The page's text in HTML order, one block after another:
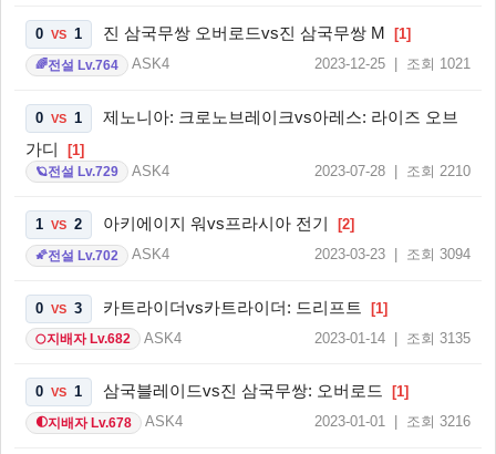
0 VS 1 진 삼국무쌍 오버로드vs진 삼국무쌍 M [1]
🌈전설 Lv.764 ASK4 2023-12-25 | 조회 1021
0 VS 1
제노니아: 크로노브레이크vs아레스: 라이즈 오브
가디
[1]
🪐전설 Lv.729 ASK4 2023-07-28 | 조회 2210
1 VS 2 아키에이지 워vs프라시아 전기 [2]
🌠전설 Lv.702 ASK4 2023-03-23 | 조회 3094
0 VS 3 카트라이더vs카트라이더: 드리프트 [1]
🌕지배자 Lv.682 ASK4 2023-01-14 | 조회 3135
0 VS 1 삼국블레이드vs진 삼국무쌍: 오버로드 [1]
🌓지배자 Lv.678 ASK4 2023-01-01 | 조회 3216